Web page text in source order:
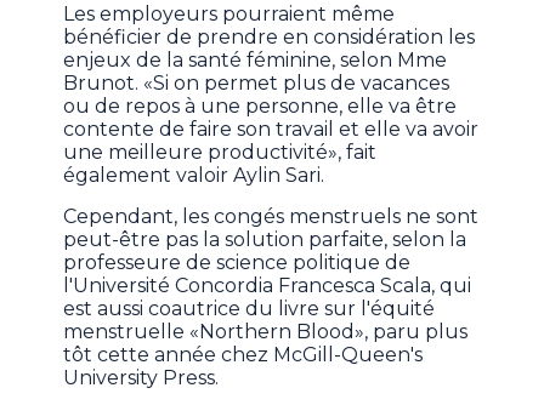
Les employeurs pourraient même
bénéficier de prendre en considération les
enjeux de la santé féminine, selon Mme
Brunot. «Si on permet plus de vacances
ou de repos à une personne, elle va être
contente de faire son travail et elle va avoir
une meilleure productivité», fait
également valoir Aylin Sari.
Cependant, les congés menstruels ne sont
peut-être pas la solution parfaite, selon la
professeure de science politique de
l'Université Concordia Francesca Scala, qui
est aussi coautrice du livre sur l'équité
menstruelle «Northern Blood», paru plus
tôt cette année chez McGill-Queen's
University Press.